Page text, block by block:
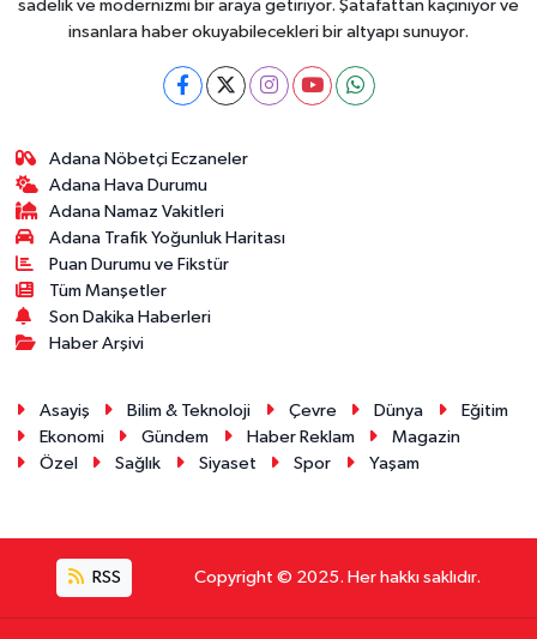
sadelik ve modernizmi bir araya getiriyor. Şatafattan kaçınıyor ve
insanlara haber okuyabilecekleri bir altyapı sunuyor.
Adana Nöbetçi Eczaneler
Adana Hava Durumu
Adana Namaz Vakitleri
Adana Trafik Yoğunluk Haritası
Puan Durumu ve Fikstür
Tüm Manşetler
Son Dakika Haberleri
Haber Arşivi
Asayiş Bilim & Teknoloji Çevre Dünya
Eğitim
Ekonomi
Gündem Haber Reklam
Magazin
Özel
Sağlık Siyaset Spor Yaşam
RSS Copyright © 2025. Her hakkı saklıdır.